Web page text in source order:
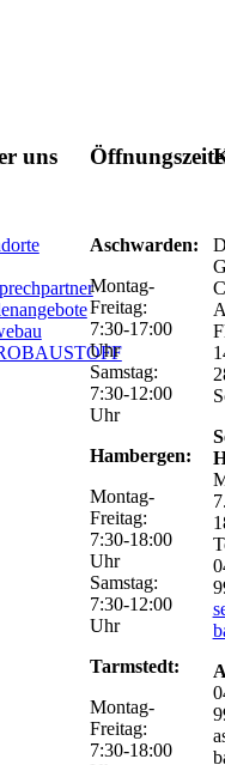
uns
Aschwarden:
Montag-
Freitag:
7:30-17:00
Uhr
Samstag:
7:30-12:00
Uhr
Hambergen:
Montag-
Freitag:
7:30-18:00
Uhr
Samstag:
7:30-12:00
Uhr
Tarmstedt:
Montag-
Freitag:
7:30-18:00